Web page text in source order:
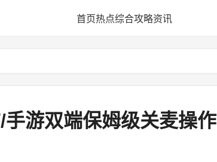
首页热点综合攻略资讯
游双端保姆级关麦操作